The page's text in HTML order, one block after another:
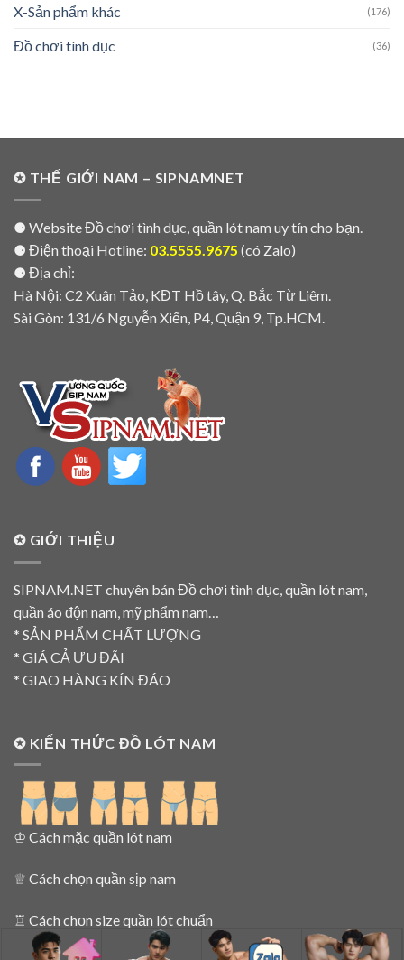
X-Sản phẩm khác (176)
Đồ chơi tình dục (36)
✪ THẾ GIỚI NAM – SIPNAMNET
⚈ Website Đồ chơi tình dục, quần lót nam uy tín cho bạn.
⚈ Điện thoại Hotline: 03.5555.9675 (có Zalo)
⚈ Địa chỉ:
Hà Nội: C2 Xuân Tảo, KĐT Hồ tây, Q. Bắc Từ Liêm.
Sài Gòn: 131/6 Nguyễn Xiển, P4, Quận 9, Tp.HCM.
✪ GIỚI THIỆU
SIPNAM.NET chuyên bán Đồ chơi tình dục, quần lót nam,
quần áo độn nam, mỹ phẩm nam…
* SẢN PHẨM CHẤT LƯỢNG
* GIÁ CẢ ƯU ĐÃI
* GIAO HÀNG KÍN ĐÁO
✪ KIẾN THỨC ĐỒ LÓT NAM
♔ Cách mặc quần lót nam
♕ Cách chọn quần sịp nam
♖ Cách chọn size quần lót chuẩn